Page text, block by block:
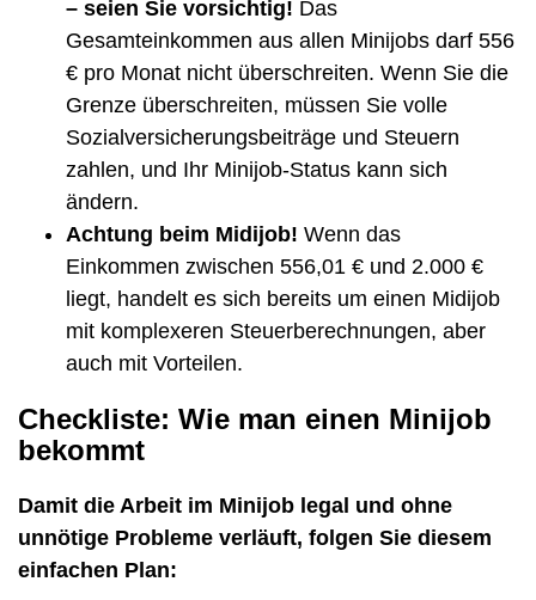
– seien Sie vorsichtig! Das
Gesamteinkommen aus allen Minijobs darf 556
€ pro Monat nicht überschreiten. Wenn Sie die
Grenze überschreiten, müssen Sie volle
Sozialversicherungsbeiträge und Steuern
zahlen, und Ihr Minijob-Status kann sich
ändern.
Achtung beim Midijob! Wenn das
Einkommen zwischen 556,01 € und 2.000 €
liegt, handelt es sich bereits um einen Midijob
mit komplexeren Steuerberechnungen, aber
auch mit Vorteilen.
Checkliste: Wie man einen Minijob
bekommt
Damit die Arbeit im Minijob legal und ohne
unnötige Probleme verläuft, folgen Sie diesem
einfachen Plan: